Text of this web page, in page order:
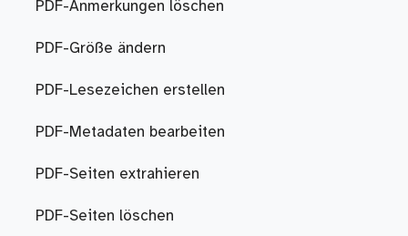
PDF-Anmerkungen löschen
PDF-Größe ändern
PDF-Lesezeichen erstellen
PDF-Metadaten bearbeiten
PDF-Seiten extrahieren
PDF-Seiten löschen